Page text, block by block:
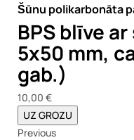
Šūnu polikarbonāta
BPS blīve
5x50 mm,
gab.)
10,00 €
UZ GROZU
Previous